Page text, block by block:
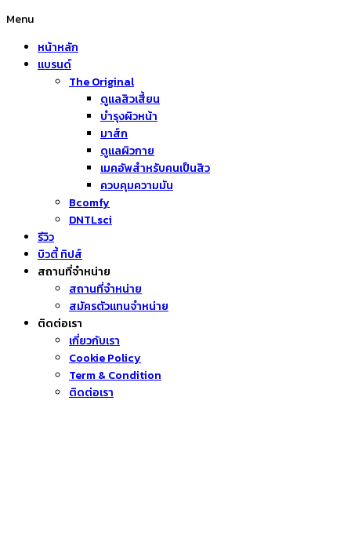
Menu
หน้าหลัก
แบรนด์
The Original
ดูแลสิวเสี้ยน
บำรุงผิวหน้า
มาส์ก
ดูแลผิวกาย
เมคอัพสำหรับคนเป็นสิว
ควบคุมความมัน
Bcomfy
DNTLsci
รีวิว
บิวตี้ ทิปส์
สถานที่จำหน่าย
สถานที่จำหน่าย
สมัครตัวแทนจำหน่าย
ติดต่อเรา
เกี่ยวกับเรา
Cookie Policy
Term & Condition
ติดต่อเรา